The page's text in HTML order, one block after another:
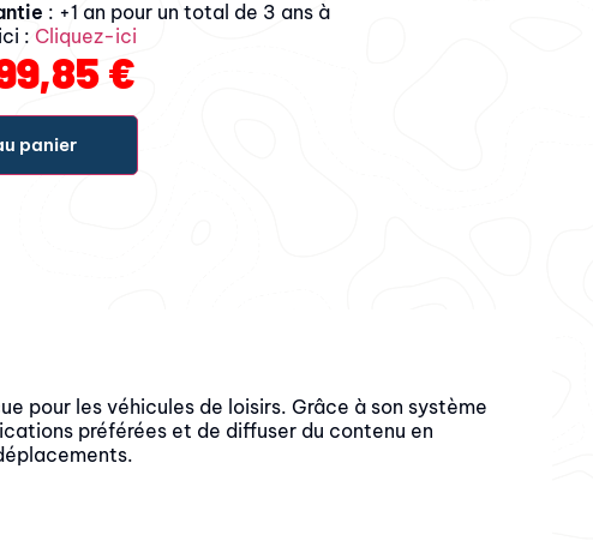
: +1 an pour un total de 3 ans à
: Cliquez-ici
€
panier
les véhicules de loisirs. Grâce à son système
préférées et de diffuser du contenu en